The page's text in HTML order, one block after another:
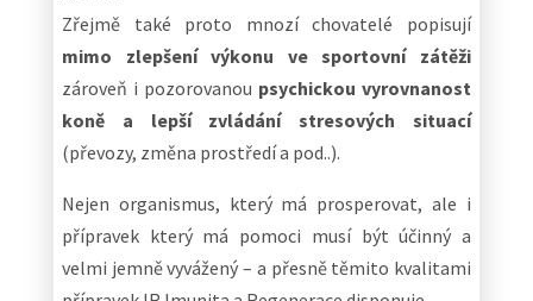
Zřejmě také proto mnozí chovatelé popisují
mimo zlepšení výkonu ve sportovní zátěži
zároveň i pozorovanou psychickou vyrovnanost
koně a lepší zvládání stresových situací
(převozy, změna prostředí a pod..).
Nejen organismus, který má prosperovat, ale i
přípravek který má pomoci musí být účinný a
velmi jemně vyvážený – a přesně těmito kvalitami